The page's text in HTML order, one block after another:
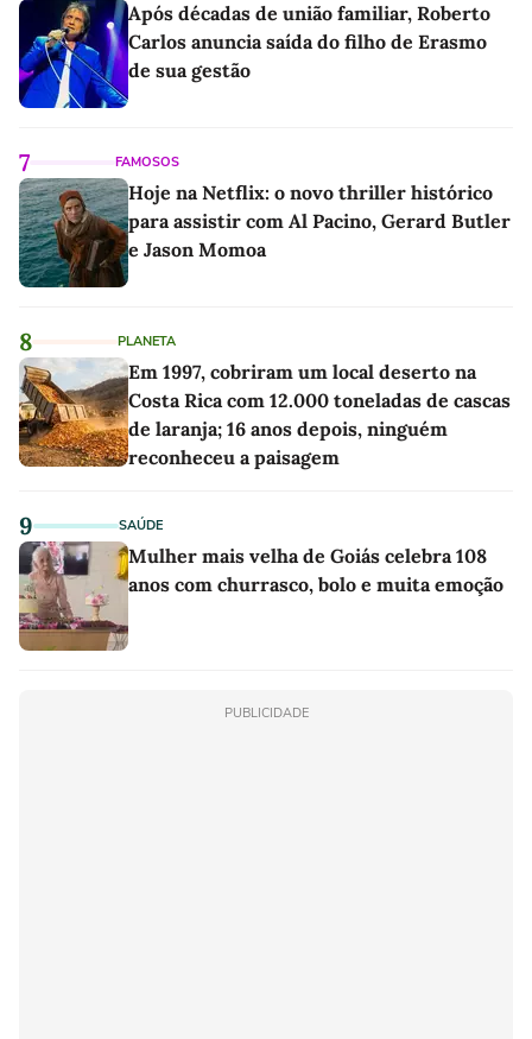
Após décadas de união familiar, Roberto
Carlos anuncia saída do filho de Erasmo
de sua gestão
7 FAMOSOS
Hoje na Netflix: o novo thriller histórico
para assistir com Al Pacino, Gerard Butler
e Jason Momoa
8 PLANETA
Em 1997, cobriram um local deserto na
Costa Rica com 12.000 toneladas de cascas
de laranja; 16 anos depois, ninguém
reconheceu a paisagem
9 SAÚDE
Mulher mais velha de Goiás celebra 108
anos com churrasco, bolo e muita emoção
PUBLICIDADE